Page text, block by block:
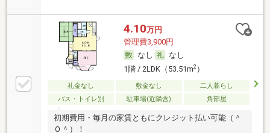
4.10万円
管理費3,900円
なし
なし
1階 / 2LDK（53.51m2）
礼金なし 敷金なし
二人暮らし
バス・トイレ別
駐車場(近隣含) 角部屋
初期費用・毎月の家賃ともにクレジット払い可能（＾
Ｏ＾）！